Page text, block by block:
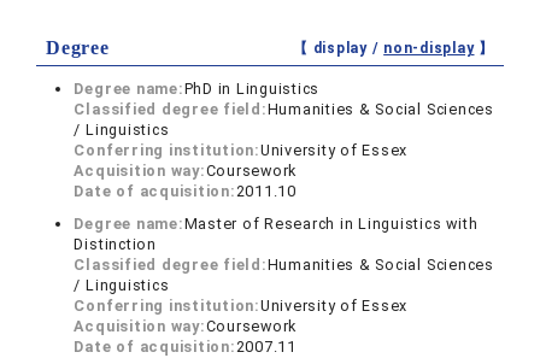
Degree 【 display / non-display】
Degree name:PhD in Linguistics
Classified degree field:Humanities & Social Sciences
/ Linguistics
Conferring institution:University of Essex
Acquisition way:Coursework
Date of acquisition:2011.10
Degree name:Master of Research in Linguistics with
Distinction
Classified degree field:Humanities & Social Sciences
/ Linguistics
Conferring institution:University of Essex
Acquisition way:Coursework
Date of acquisition:2007.11